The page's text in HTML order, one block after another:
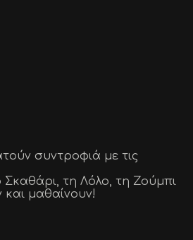
συντροφιά με τις
τη Λόλο, τη Ζούμπι
μαθαίνουν!